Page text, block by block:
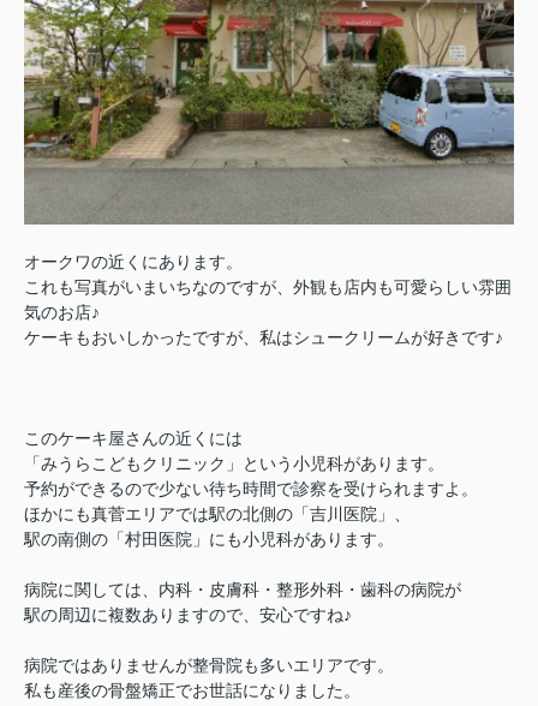
オークワの近くにあります。
これも写真がいまいちなのですが、外観も店内も可愛らしい雰囲
気のお店♪
ケーキもおいしかったですが、私はシュークリームが好きです♪
このケーキ屋さんの近くには
「みうらこどもクリニック」という小児科があります。
予約ができるので少ない待ち時間で診察を受けられますよ。
ほかにも真菅エリアでは駅の北側の「吉川医院」、
駅の南側の「村田医院」にも小児科があります。
病院に関しては、内科・皮膚科・整形外科・歯科の病院が
駅の周辺に複数ありますので、安心ですね♪
病院ではありませんが整骨院も多いエリアです。
私も産後の骨盤矯正でお世話になりました。